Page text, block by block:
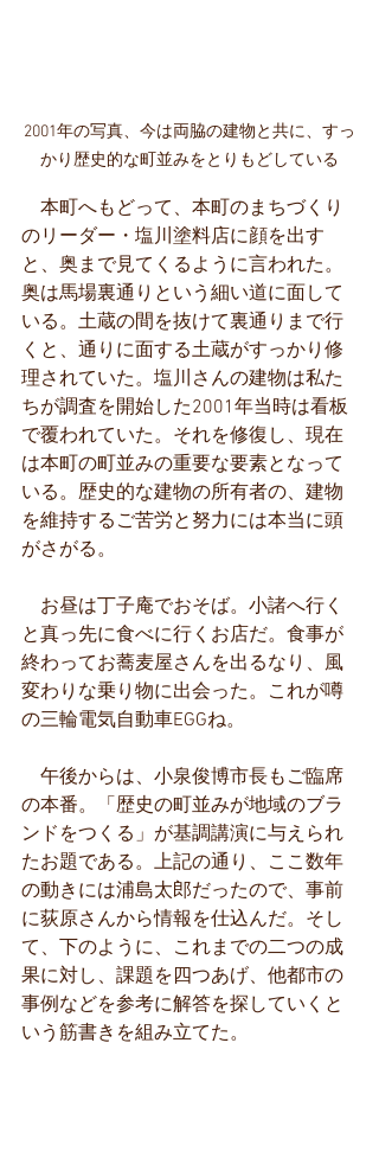
2001年の写真、今は両脇の建物と共に、すっ
かり歴史的な町並みをとりもどしている
本町へもどって、本町のまちづくり
のリーダー・塩川塗料店に顔を出す
と、奥まで見てくるように言われた。
奥は馬場裏通りという細い道に面して
いる。土蔵の間を抜けて裏通りまで行
くと、通りに面する土蔵がすっかり修
理されていた。塩川さんの建物は私た
ちが調査を開始した2001年当時は看板
で覆われていた。それを修復し、現在
は本町の町並みの重要な要素となって
いる。歴史的な建物の所有者の、建物
を維持するご苦労と努力には本当に頭
がさがる。
お昼は丁子庵でおそば。小諸へ行く
と真っ先に食べに行くお店だ。食事が
終わってお蕎麦屋さんを出るなり、風
変わりな乗り物に出会った。これが噂
の三輪電気自動車EGGね。
午後からは、小泉俊博市長もご臨席
の本番。「歴史の町並みが地域のブラ
ンドをつくる」が基調講演に与えられ
たお題である。上記の通り、ここ数年
の動きには浦島太郎だったので、事前
に荻原さんから情報を仕込んだ。そし
て、下のように、これまでの二つの成
果に対し、課題を四つあげ、他都市の
事例などを参考に解答を探していくと
いう筋書きを組み立てた。